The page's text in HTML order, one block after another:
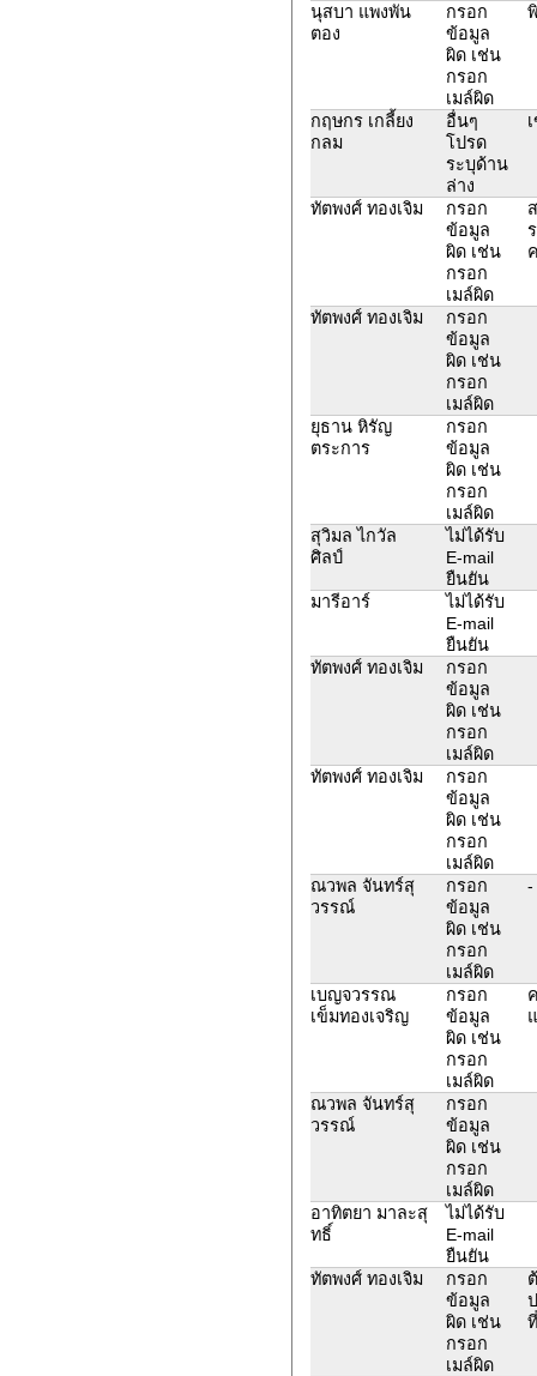
นุสบา แพงพัน
ตอง
กรอก
ข้อมูล
ผิด เช่น
กรอก
เมล์ผิด
กฤษกร เกลี้ยง
กลม
อื่นๆ
โปรด
ระบุด้าน
ล่าง
ทัตพงศ์ ทองเจิม
กรอก
ข้อมูล
ผิด เช่น
กรอก
เมล์ผิด
ทัตพงศ์ ทองเจิม
กรอก
ข้อมูล
ผิด เช่น
กรอก
เมล์ผิด
ยุธาน หิรัญ
ตระการ
กรอก
ข้อมูล
ผิด เช่น
กรอก
เมล์ผิด
สุวิมล ไกวัล
ศิลป์
ไม่ได้รับ
E-mail
ยืนยัน
มารีอาร์
ไม่ได้รับ
E-mail
ยืนยัน
ทัตพงศ์ ทองเจิม
กรอก
ข้อมูล
ผิด เช่น
กรอก
เมล์ผิด
ทัตพงศ์ ทองเจิม
กรอก
ข้อมูล
ผิด เช่น
กรอก
เมล์ผิด
ณวพล จันทร์สุ
วรรณ์
กรอก
ข้อมูล
ผิด เช่น
กรอก
เมล์ผิด
-
เบญจวรรณ
เข็มทองเจริญ
กรอก
ข้อมูล
ผิด เช่น
กรอก
เมล์ผิด
ณวพล จันทร์สุ
วรรณ์
กรอก
ข้อมูล
ผิด เช่น
กรอก
เมล์ผิด
อาทิตยา มาละสุ
ทธิ์
ไม่ได้รับ
E-mail
ยืนยัน
ทัตพงศ์ ทองเจิม
กรอก
ข้อมูล
ผิด เช่น
กรอก
เมล์ผิด